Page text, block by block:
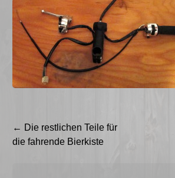
Beitragsnavigation
← Die restlichen Teile für
die fahrende Bierkiste